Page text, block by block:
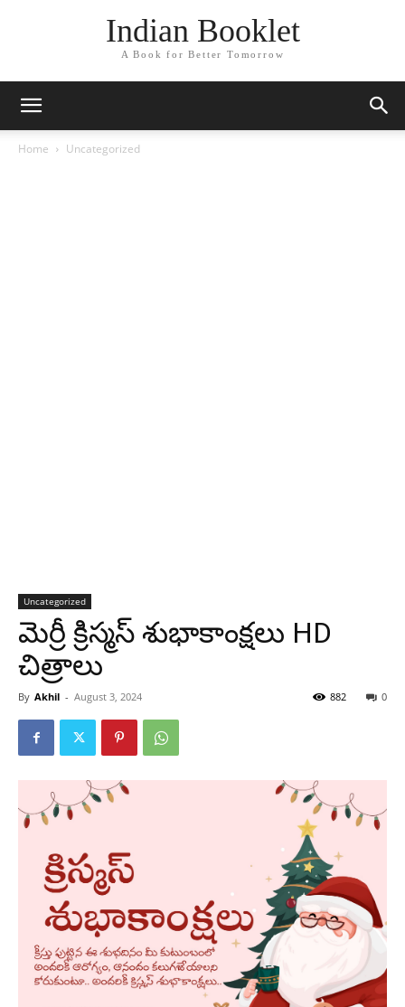
Indian Booklet
A Book for Better Tomorrow
Home Uncategorized
Uncategorized
మెర్రీ క్రిస్మస్ శుభాకాంక్షలు HD
చిత్రాలు
By Akhil - August 3, 2024 0
882